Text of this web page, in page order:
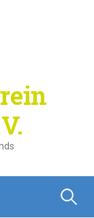
Suchen